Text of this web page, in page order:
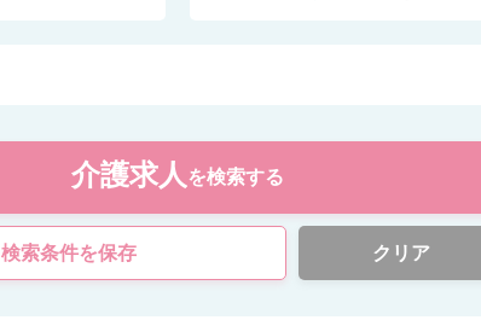
介護求人 を検索する
検索条件を保存 クリア